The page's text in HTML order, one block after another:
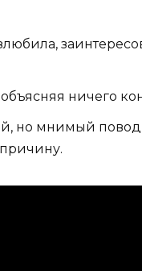
ничего
но мнимый повод